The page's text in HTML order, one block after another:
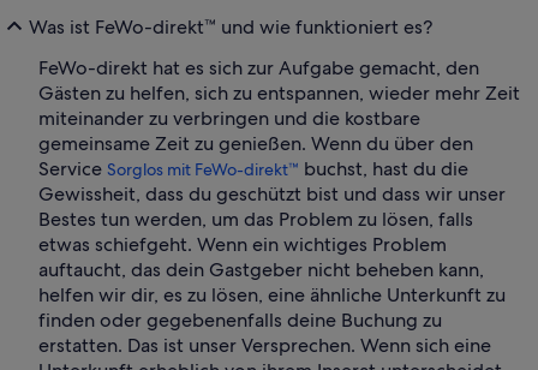
Was ist FeWo-direkt™ und wie funktioniert es?
FeWo-direkt hat es sich zur Aufgabe gemacht, den
Gästen zu helfen, sich zu entspannen, wieder mehr Zeit
miteinander zu verbringen und die kostbare
gemeinsame Zeit zu genießen. Wenn du über den
Service Sorglos mit FeWo-direkt™ buchst, hast du die
Gewissheit, dass du geschützt bist und dass wir unser
Bestes tun werden, um das Problem zu lösen, falls
etwas schiefgeht. Wenn ein wichtiges Problem
auftaucht, das dein Gastgeber nicht beheben kann,
helfen wir dir, es zu lösen, eine ähnliche Unterkunft zu
finden oder gegebenenfalls deine Buchung zu
erstatten. Das ist unser Versprechen. Wenn sich eine